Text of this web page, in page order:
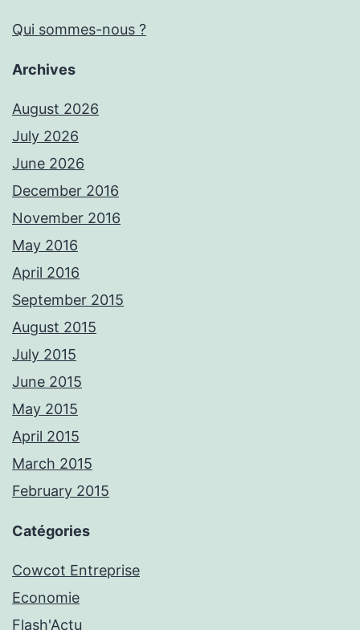
Qui sommes-nous ?
Archives
August 2026
July 2026
June 2026
December 2016
November 2016
May 2016
April 2016
September 2015
August 2015
July 2015
June 2015
May 2015
April 2015
March 2015
February 2015
Catégories
Cowcot Entreprise
Economie
Flash'Actu